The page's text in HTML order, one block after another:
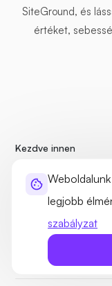
legjobb
szabályzat
SiteGround, és
értéket,
Kezdve innen
Weboldalak
Lemez terület